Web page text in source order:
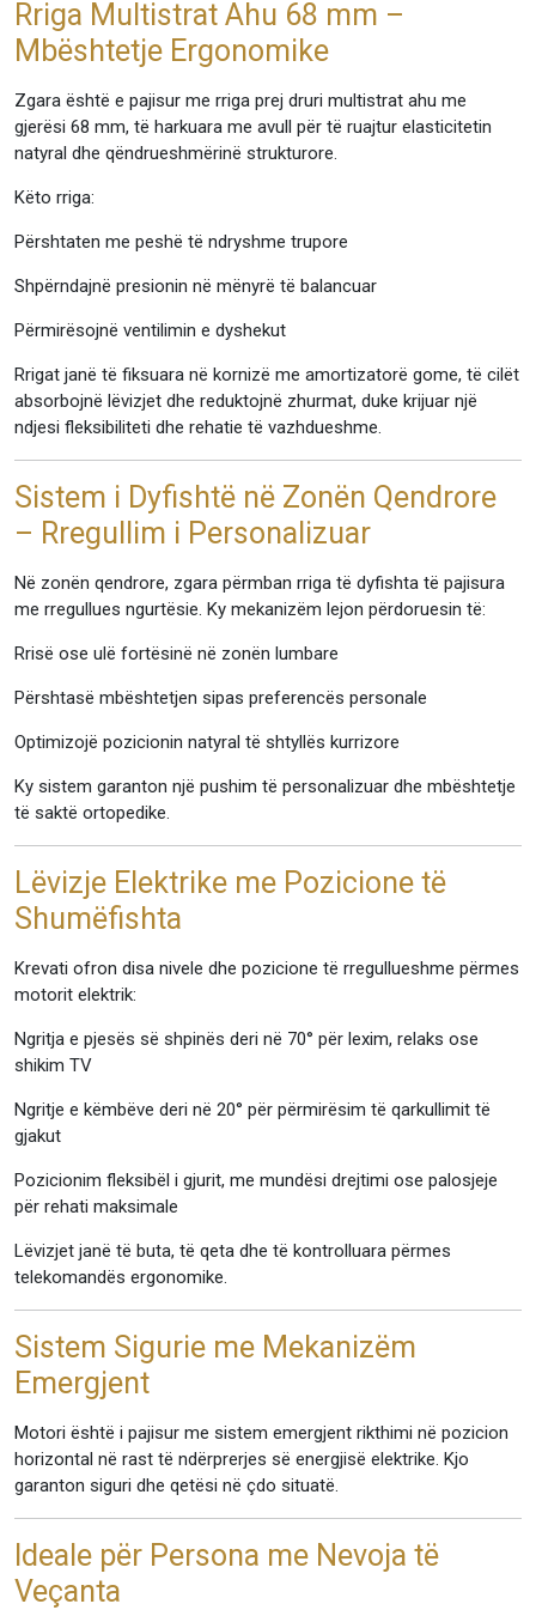
Rriga Multistrat Ahu 68 mm –
Mbështetje Ergonomike
Zgara është e pajisur me rriga prej druri multistrat ahu me
gjerësi 68 mm, të harkuara me avull për të ruajtur elasticitetin
natyral dhe qëndrueshmërinë strukturore.
Këto rriga:
Përshtaten me peshë të ndryshme trupore
Shpërndajnë presionin në mënyrë të balancuar
Përmirësojnë ventilimin e dyshekut
Rrigat janë të fiksuara në kornizë me amortizatorë gome, të cilët
absorbojnë lëvizjet dhe reduktojnë zhurmat, duke krijuar një
ndjesi fleksibiliteti dhe rehatie të vazhdueshme.
Sistem i Dyfishtë në Zonën Qendrore
– Rregullim i Personalizuar
Në zonën qendrore, zgara përmban rriga të dyfishta të pajisura
me rregullues ngurtësie. Ky mekanizëm lejon përdoruesin të:
Rrisë ose ulë fortësinë në zonën lumbare
Përshtasë mbështetjen sipas preferencës personale
Optimizojë pozicionin natyral të shtyllës kurrizore
Ky sistem garanton një pushim të personalizuar dhe mbështetje
të saktë ortopedike.
Lëvizje Elektrike me Pozicione të
Shumëfishta
Krevati ofron disa nivele dhe pozicione të rregullueshme përmes
motorit elektrik:
Ngritja e pjesës së shpinës deri në 70° për lexim, relaks ose
shikim TV
Ngritje e këmbëve deri në 20° për përmirësim të qarkullimit të
gjakut
Pozicionim fleksibël i gjurit, me mundësi drejtimi ose palosjeje
për rehati maksimale
Lëvizjet janë të buta, të qeta dhe të kontrolluara përmes
telekomandës ergonomike.
Sistem Sigurie me Mekanizëm
Emergjent
Motori është i pajisur me sistem emergjent rikthimi në pozicion
horizontal në rast të ndërprerjes së energjisë elektrike. Kjo
garanton siguri dhe qetësi në çdo situatë.
Ideale për Persona me Nevoja të
Veçanta